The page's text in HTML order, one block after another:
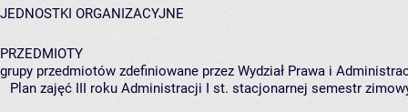
JEDNOSTKI ORGANIZACYJNE
PRZEDMIOTY
grupy przedmiotów zdefiniowane przez Wydział Prawa i
Plan zajęć III roku Administracji I st. stacjonarnej semestr